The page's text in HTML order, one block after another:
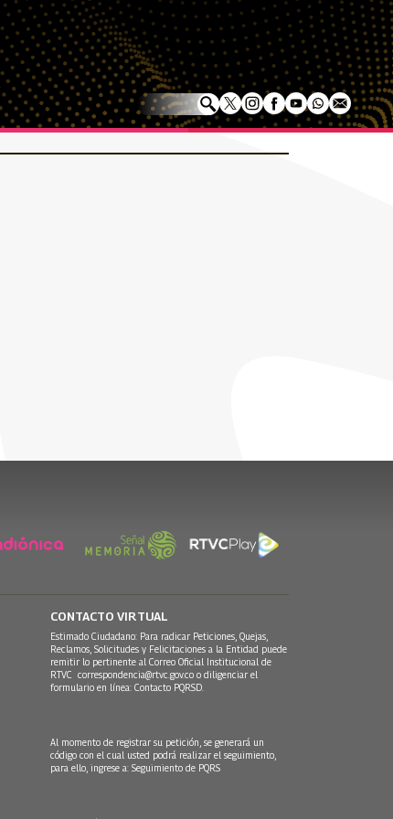
CONTACTO VIRTUAL
Estimado Ciudadano: Para radicar Peticiones, Quejas,
Reclamos, Solicitudes y Felicitaciones a la Entidad puede
remitir lo pertinente al Correo Oficial Institucional de
RTVC correspondencia@rtvc.gov.co o diligenciar el
formulario en línea: Contacto PQRSD.
Al momento de registrar su petición, se generará un
código con el cual usted podrá realizar el seguimiento,
para ello, ingrese a: Seguimiento de PQRS